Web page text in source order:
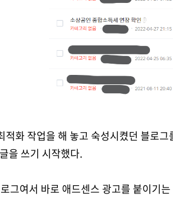
적화 작업을 해 놓고 숙성시켰던 블로
을 쓰기 시작했다.
그여서 바로 애드센스 광고를 붙이기